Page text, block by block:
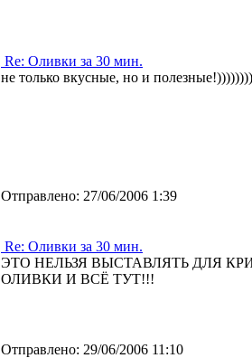
Re: Оливки за 30 мин.
не только вкусные, но и
Отправлено: 27/06/2006 1:39
Re: Оливки за 30 мин.
ЭТО НЕЛЬЗЯ ВЫСТАВЛЯТЬ ДЛЯ
ОЛИВКИ И ВСЁ ТУТ!!!
Отправлено: 29/06/2006 11:10